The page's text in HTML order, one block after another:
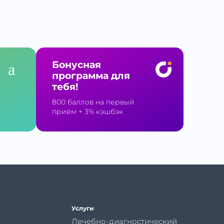
Бонусная
программа для
тебя!
800 баллов на первый
приём + 3% кэшбэк
Услуги
Лечебно-диагностический